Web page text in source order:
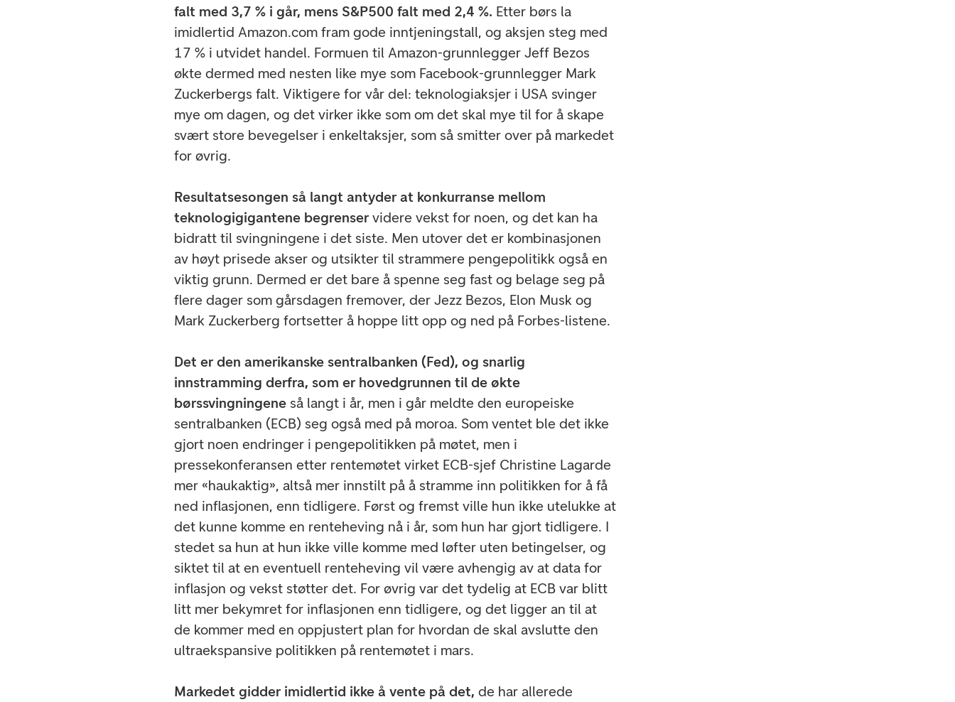
falt med 3,7 % i går, mens S&P500 falt med 2,4 %. Etter børs la
imidlertid Amazon.com fram gode inntjeningstall, og aksjen steg med
17 % i utvidet handel. Formuen til Amazon-grunnlegger Jeff Bezos
økte dermed med nesten like mye som Facebook-grunnlegger Mark
Zuckerbergs falt. Viktigere for vår del: teknologiaksjer i USA svinger
mye om dagen, og det virker ikke som om det skal mye til for å skape
svært store bevegelser i enkeltaksjer, som så smitter over på markedet
for øvrig.
Resultatsesongen så langt antyder at konkurranse mellom
teknologigigantene begrenservidere vekst for noen, og det kan ha
bidratt til svingningene i det siste. Men utover det er kombinasjonen
av høyt prisede akser og utsikter til strammere pengepolitikk også en
viktig grunn. Dermed er det bare å spenne seg fast og belage seg på
flere dager som gårsdagen fremover, der Jezz Bezos, Elon Musk og
Mark Zuckerberg fortsetter å hoppe litt opp og ned på Forbes-listene.
Det er den amerikanske sentralbanken (Fed), og snarlig
innstramming derfra, som er hovedgrunnen til de økte
børssvingningene så langt i år, men i går meldte den europeiske
sentralbanken (ECB) seg også med på moroa. Som ventet ble det ikke
gjort noen endringer i pengepolitikken på møtet, men i
pressekonferansen etter rentemøtet virket ECB-sjef Christine Lagarde
mer «haukaktig», altså mer innstilt på å stramme inn politikken for å få
ned inflasjonen, enn tidligere. Først og fremst ville hun ikke utelukke at
det kunne komme en renteheving nå i år, som hun har gjort tidligere. I
stedet sa hun at hun ikke ville komme med løfter uten betingelser, og
siktet til at en eventuell renteheving vil være avhengig av at data for
inflasjon og vekst støtter det. For øvrig var det tydelig at ECB var blitt
litt mer bekymret for inflasjonen enn tidligere, og det ligger an til at
de kommer med en oppjustert plan for hvordan de skal avslutte den
ultraekspansive politikken på rentemøtet i mars.
Markedet gidder imidlertid ikke å vente på det,de har allerede